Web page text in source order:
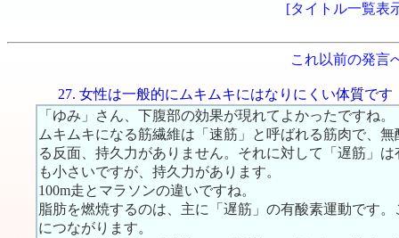
[タイトル一覧表
これ以前の発言
27. 女性は一般的にムキムキにはなりにくい体質です
「ゆみ」さん、下腹部の効果が現れてよかったですね。
ムキムキになる筋繊維は「速筋」と呼ばれる筋肉で、
る反面、持久力がありません。それに対して「遅筋」
も小さいですが、持久力があります。
100m走とマラソンの違いですね。
脂肪を燃焼するのは、主に「遅筋」の有酸素運動です
につながります。